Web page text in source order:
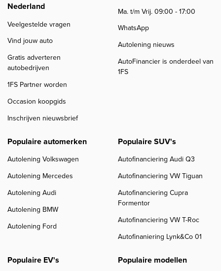
Nederland
Veelgestelde vragen
Vind jouw auto
Gratis adverteren
autobedrijven
1FS Partner worden
Occasion koopgids
Inschrijven nieuwsbrief
Ma. t/m Vrij. 09:00 - 17:00
WhatsApp
Autolening nieuws
AutoFinancier is onderdeel van
1FS
Populaire automerken
Autolening Volkswagen
Autolening Mercedes
Autolening Audi
Autolening BMW
Autolening Ford
Populaire SUV's
Autofinanciering Audi Q3
Autofinanciering VW Tiguan
Autofinanciering Cupra
Formentor
Autofinanciering VW T-Roc
Autofinaniering Lynk&Co 01
Populaire EV's Populaire modellen